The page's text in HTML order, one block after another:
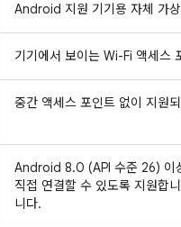
Android 지원 기기용 자체 가
기기에서 보이는 Wi-Fi 액세스
중간 액세스 포인트 없이 지원
Android 8.0 (API 수준 26) 이
직접 연결할 수 있도록 지원
니다.